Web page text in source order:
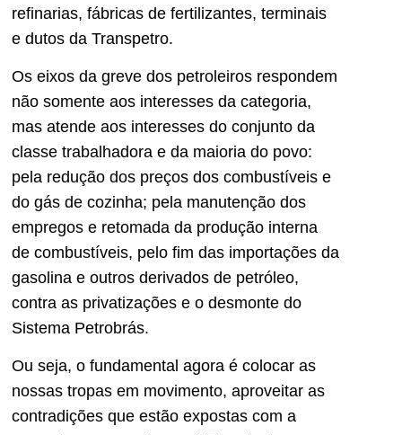
refinarias, fábricas de fertilizantes, terminais
e dutos da Transpetro.
Os eixos da greve dos petroleiros respondem
não somente aos interesses da categoria,
mas atende aos interesses do conjunto da
classe trabalhadora e da maioria do povo:
pela redução dos preços dos combustíveis e
do gás de cozinha; pela manutenção dos
empregos e retomada da produção interna
de combustíveis, pelo fim das importações da
gasolina e outros derivados de petróleo,
contra as privatizações e o desmonte do
Sistema Petrobrás.
Ou seja, o fundamental agora é colocar as
nossas tropas em movimento, aproveitar as
contradições que estão expostas com a